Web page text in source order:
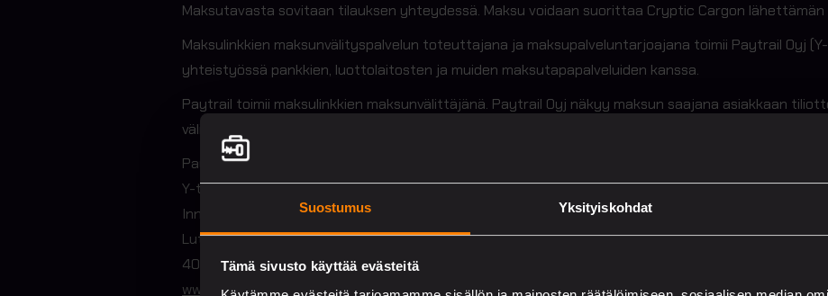
Suostumus Yksityiskohdat
Tämä sivusto käyttää evästeitä
Maksutavasta sovitaan tilauksen yhteydessä. Maksu voidaan suorittaa Cryptic Cargon
Maksulinkkien maksunvälityspalvelun toteuttajana ja maksupalveluntarjoajana toimii Paytrail Oyj
yhteistyössä pankkien, luottolaitosten ja muiden maksutapapalveluiden kanssa.
Paytrail toimii maksulinkkien maksunvälittäjänä. Paytrail Oyj näkyy maksun saajana asiakkaan
välittää maksun Cryptic Cargo Ltd Oy:lle.
Paytrail Oyj
Y-tunnus: 2122839-7
Innova 2
Lutakonaukio 7
40100 Jyväskylä
www.paytrail.com